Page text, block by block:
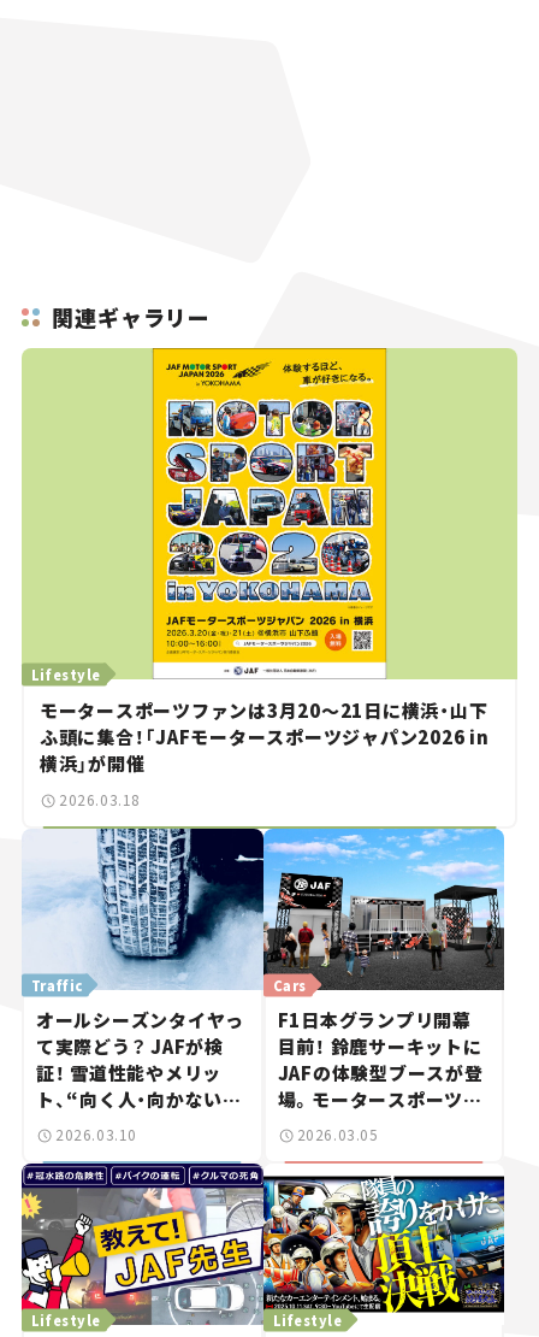
関連ギャラリー
Lifestyle
モータースポーツファンは3月20〜21日に横浜・山下
ふ頭に集合！「JAFモータースポーツジャパン2026 in
横浜」が開催
2026.03.18
Traffic
オールシーズンタイヤっ
て実際どう？ JAFが検
証！ 雪道性能やメリッ
ト、“向く人・向かない
人”を解説【クルマの知
2026.03.10
Cars
F1日本グランプリ開幕
目前！ 鈴鹿サーキットに
JAFの体験型ブースが登
場。モータースポーツの
魅力を楽しみつくそう！
2026.03.05
Lifestyle Lifestyle